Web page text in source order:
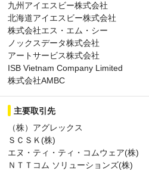
九州アイエスビー株式会社
北海道アイエスビー株式会社
株式会社エス・エム・シー
ノックスデータ株式会社
アートサービス株式会社
ISB Vietnam Company Limited
株式会社AMBC
主要取引先
（株）アグレックス
ＳＣＳＫ(株)
エヌ・ティ・ティ・コムウェア(株)
ＮＴＴコム ソリューションズ(株)